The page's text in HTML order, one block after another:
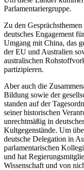
Parlamentariergruppe.
Zu den
deutsches Engagement
Umgang mit China, das
der EU und Australien
australischen
partizipieren.
Aber auch die
Bildung sowie der
standen auf der
seiner historischen
unrechtmäßig in
Kultgegenstände. Um
deutsche Delegation in
parlamentarischen
und hat
Wissenschaft und von